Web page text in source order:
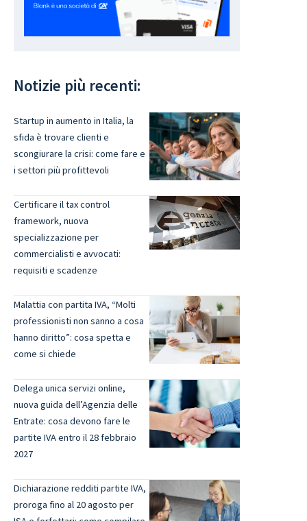
Notizie più recenti:
Startup in aumento in Italia, la
sfida è trovare clienti e
scongiurare la crisi: come fare e
i settori più profittevoli
Certificare il tax control
framework, nuova
specializzazione per
commercialisti e avvocati:
requisiti e scadenze
Malattia con partita IVA, “Molti
professionisti non sanno a cosa
hanno diritto”: cosa spetta e
come si chiede
Delega unica servizi online,
nuova guida dell’Agenzia delle
Entrate: cosa devono fare le
partite IVA entro il 28 febbraio
2027
Dichiarazione redditi partite IVA,
proroga fino al 20 agosto per